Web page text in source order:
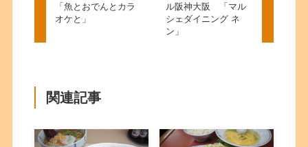
「魚とおでんとカラ
オケと」
ル阪神大阪 「マル
シェダイニング ネ
ン」
関連記事